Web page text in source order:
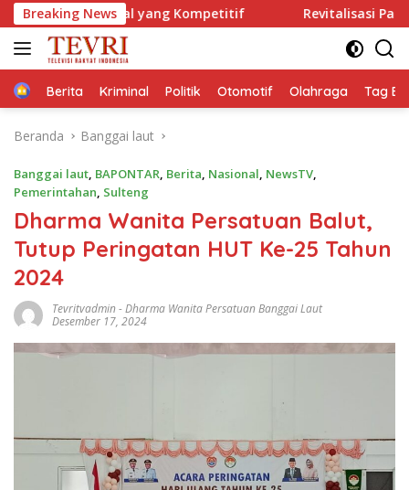
Langsung
ke
konten
Breaking News
yang Kompetitif Revitalisasi Pancasilanomics
HomeBerita Kriminal Politik Otomotif Olahraga Tag
Beranda Banggai laut
Banggai laut, BAPONTAR, Berita, Nasional, NewsTV,
Pemerintahan, Sulteng
Dharma Wanita Persatuan Balut,
Tutup Peringatan HUT Ke-25 Tahun
2024
Tevritvadmin-Dharma Wanita Persatuan Banggai Laut
Desember 17, 2024